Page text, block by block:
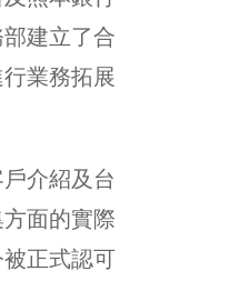
建立了合
業務拓展
介紹及台
面的實際
正式認可